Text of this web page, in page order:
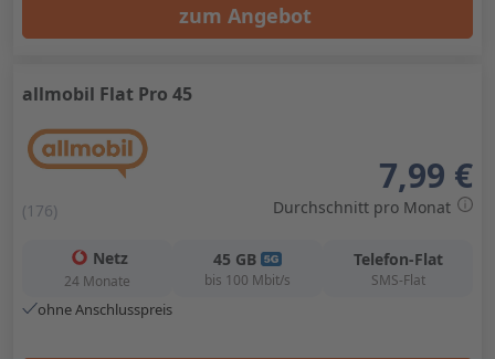
zum Angebot
allmobil Flat Pro 45
(176)
7,99 €
Durchschnitt pro Monat
Netz
24 Monate
45 GB
bis 100 Mbit/s
Telefon-Flat
SMS-Flat
ohne Anschlusspreis